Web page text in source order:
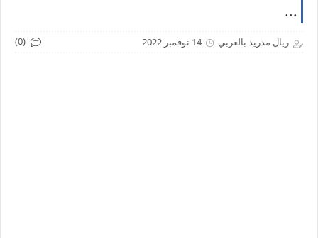
...
ريال مدريد بالعربي 14 نوفمبر 2022 (0)